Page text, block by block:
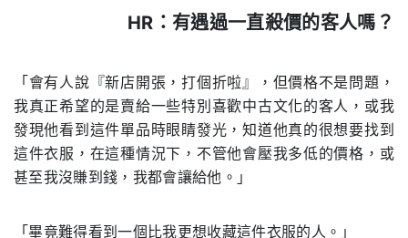
HR： 有遇過一直殺價的客人嗎？
「會有人說『新店開張，打個折啦』，但價格不是問題，
我真正希望的是賣給一些特別喜歡中古文化的客人，或我
發現他看到這件單品時眼睛發光，知道他真的很想要找到
這件衣服，在這種情況下，不管他會壓我多低的價格，或
甚至我沒賺到錢，我都會讓給他。」
「畢竟難得看到一個比我更想收藏這件衣服的人。」